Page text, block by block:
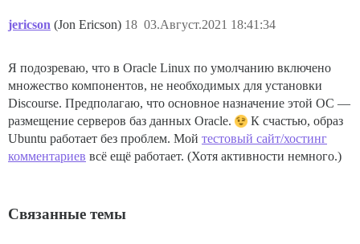
jericson (Jon Ericson) 03.Август.2021 18:41:34
18
Я подозреваю, что в Oracle Linux по умолчанию включено
множество компонентов, не необходимых для установки
Discourse. Предполагаю, что основное назначение этой ОС —
размещение серверов баз данных Oracle.
К счастью, образ
Ubuntu работает без проблем. Мой тестовый сайт/хостинг
комментариев всё ещё работает. (Хотя активности немного.)
Связанные темы